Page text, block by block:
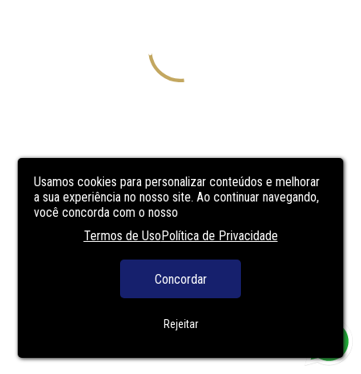
Usamos cookies para personalizar conteúdos e melhorar
a sua experiência no nosso site. Ao continuar navegando,
você concorda com o nosso
Termos de UsoPolítica de Privacidade
Concordar
Rejeitar